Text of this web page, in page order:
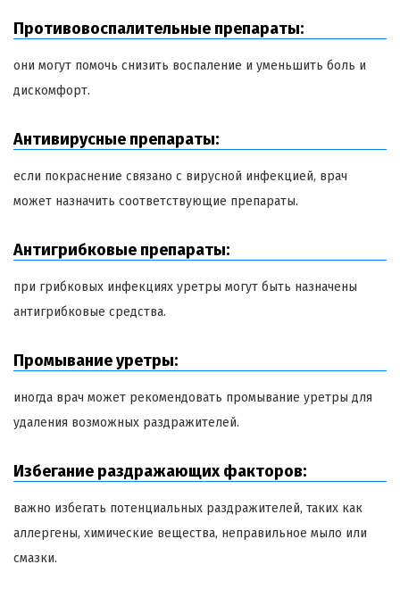
Противовоспалительные препараты:
они могут помочь снизить воспаление и уменьшить боль и
дискомфорт.
Антивирусные препараты:
если покраснение связано с вирусной инфекцией, врач
может назначить соответствующие препараты.
Антигрибковые препараты:
при грибковых инфекциях уретры могут быть назначены
антигрибковые средства.
Промывание уретры:
иногда врач может рекомендовать промывание уретры для
удаления возможных раздражителей.
Избегание раздражающих факторов:
важно избегать потенциальных раздражителей, таких как
аллергены, химические вещества, неправильное мыло или
смазки.